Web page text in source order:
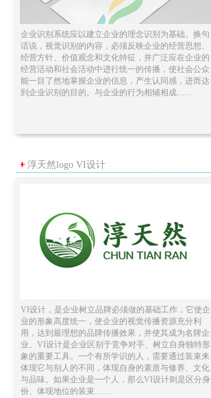
企业识别系统应以建立企业的理念识别为基础。换句
话说，视觉识别的内容，必须反映企业的经营思想、
经营方针、价值观念和文化特征，并广泛应在企业的
经营活动和社会活动中进行统一的传播，使社会公众
能一目了然地掌握企业的信息，产生认同感，进而达
到企业识别的目的。与企业的行为相辅相成……
淳天然logo VI设计
VI设计，是企业树立品牌必须做的基础工作，它使企
业的形象高度统一，使企业的视觉传播资源充分利
用，达到最理想的品牌传播效果，并使其成为名牌企
业。VI设计是企业区别于竞争对手、树立自身独特形
象的重要工具。一个有所学识的人，需要通过装束来
体现它与别人的不同，体现自身的素质与修养、文化
与品味。如果企业是一个人，那么VI设计则是区分身
份、体现地位的装束……